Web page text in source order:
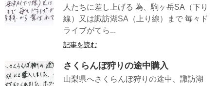
人たちに差し上げる 為、駒ヶ岳SA（下り
線）又は諏訪湖SA（上り線）まで 毎々ド
ライブがてら...
記事を読む
さくらんぼ狩りの途中購入
山梨県へさくらんぼ狩りの途中、諏訪湖